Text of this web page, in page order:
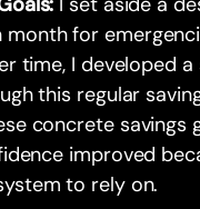
month for
time, I developed
this regular
concrete savings
improved
to rely on.